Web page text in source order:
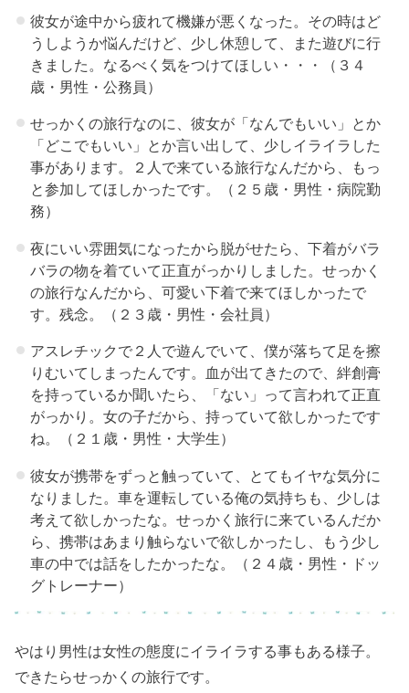
めてのカップ
ル旅行！注意
すること：ム
ダ毛処理
› ０４、彼と初
めてのカップ
着はセットの
もの
› ０５、彼と初
めてのカップ
ル旅行！注意
すること：女
子力の高い持
› 彼と初めての
カップル旅
行！注意しな
いといけない
ことまとめ
彼女が途中から疲れて機嫌が悪くなった。その時はど
うしようか悩んだけど、少し休憩して、また遊びに行
きました。なるべく気をつけてほしい・・・（３４
歳・男性・公務員）
せっかくの旅行なのに、彼女が「なんでもいい」とか
「どこでもいい」とか言い出して、少しイライラした
事があります。２人で来ている旅行なんだから、もっ
と参加してほしかったです。（２５歳・男性・病院勤
務）
夜にいい雰囲気になったから脱がせたら、下着がバラ
バラの物を着ていて正直がっかりしました。せっかく
の旅行なんだから、可愛い下着で来てほしかったで
す。残念。（２３歳・男性・会社員）
アスレチックで２人で遊んでいて、僕が落ちて足を擦
りむいてしまったんです。血が出てきたので、絆創膏
を持っているか聞いたら、「ない」って言われて正直
がっかり。女の子だから、持っていて欲しかったです
ね。（２１歳・男性・大学生）
彼女が携帯をずっと触っていて、とてもイヤな気分に
なりました。車を運転している俺の気持ちも、少しは
考えて欲しかったな。せっかく旅行に来ているんだか
ら、携帯はあまり触らないで欲しかったし、もう少し
車の中では話をしたかったな。（２４歳・男性・ドッ
グトレーナー）
やはり男性は女性の態度にイライラする事もある様子。
できたらせっかくの旅行です。